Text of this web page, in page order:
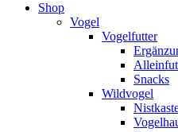
Shop
Vogel
Vogelfutter
Snacks
Wildvogel